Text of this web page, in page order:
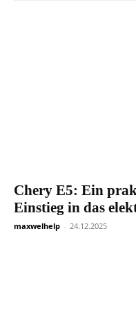
Chery E5: Ein
Einstieg in das
maxwelhelp - 24.12.2025